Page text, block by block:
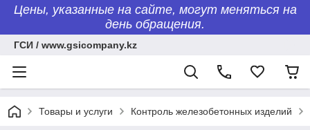
Цены, указанные на сайте, могут меняться на
день обращения.
ГСИ / www.gsicompany.kz
Товары и услуги Контроль железобетонных изделий